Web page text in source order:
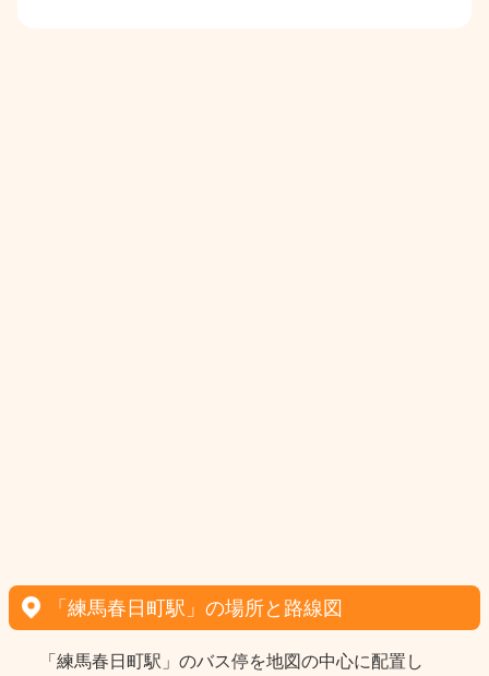
「練馬春日町駅」の場所と路線図
「練馬春日町駅」のバス停を地図の中心に配置し